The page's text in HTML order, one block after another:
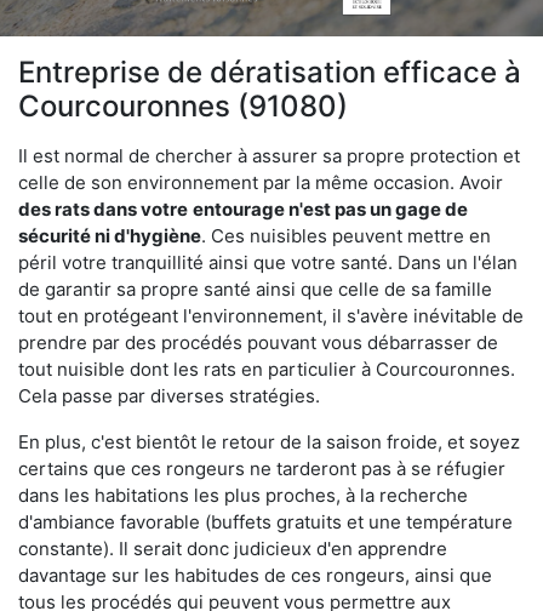
Entreprise de dératisation efficace à
Courcouronnes (91080)
Il est normal de chercher à assurer sa propre protection et
celle de son environnement par la même occasion. Avoir
des rats dans votre entourage n'est pas un gage de
sécurité ni d'hygiène. Ces nuisibles peuvent mettre en
péril votre tranquillité ainsi que votre santé. Dans un l'élan
de garantir sa propre santé ainsi que celle de sa famille
tout en protégeant l'environnement, il s'avère inévitable de
prendre par des procédés pouvant vous débarrasser de
tout nuisible dont les rats en particulier à Courcouronnes.
Cela passe par diverses stratégies.
En plus, c'est bientôt le retour de la saison froide, et soyez
certains que ces rongeurs ne tarderont pas à se réfugier
dans les habitations les plus proches, à la recherche
d'ambiance favorable (buffets gratuits et une température
constante). Il serait donc judicieux d'en apprendre
davantage sur les habitudes de ces rongeurs, ainsi que
tous les procédés qui peuvent vous permettre aux